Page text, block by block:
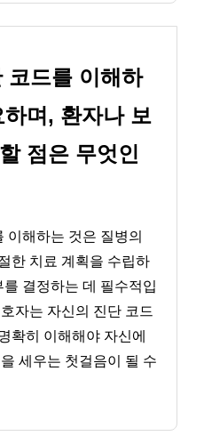
코드를 이해하
며, 환자나 보
점은 무엇인
이해하는 것은 질병의
한 치료 계획을 수립하
결정하는 데 필수적입
자는 자신의 진단 코드
확히 이해해야 자신에
세우는 첫걸음이 될 수